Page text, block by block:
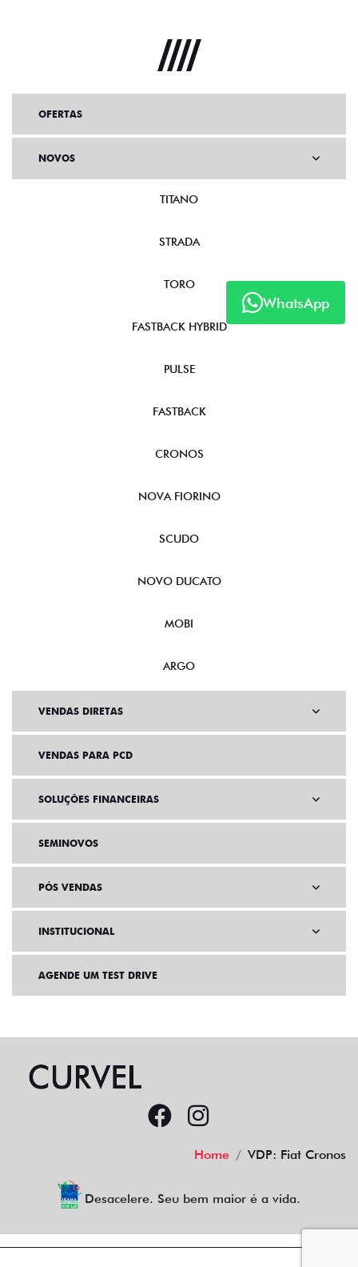
WhatsApp
OFERTAS
NOVOS
TITANO
STRADA
TORO
FASTBACK HYBRID
PULSE
FASTBACK
CRONOS
NOVA FIORINO
SCUDO
NOVO DUCATO
MOBI
ARGO
VENDAS DIRETAS
VENDAS PARA PCD
SOLUÇÕES FINANCEIRAS
SEMINOVOS
PÓS VENDAS
INSTITUCIONAL
AGENDE UM TEST DRIVE
Home VDP: Fiat Cronos
Desacelere. Seu bem maior é a vida.